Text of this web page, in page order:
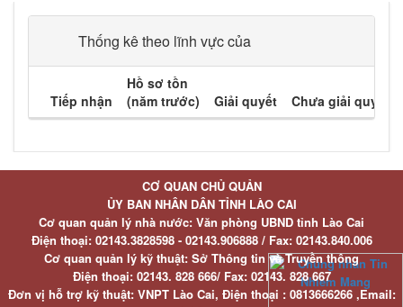
Thống kê theo lĩnh vực của
Tiếp nhận
Hồ sơ tồn
(năm trước)
Giải quyết Chưa giải quyết
CƠ QUAN CHỦ QUẢN
ỦY BAN NHÂN DÂN TỈNH LÀO CAI
Cơ quan quản lý nhà nước: Văn phòng UBND tỉnh Lào Cai
Điện thoại:02143.3828598 - 02143.906888 / Fax:02143.840.006
Cơ quan quản lý kỹ thuật: Sở Thông tin và Truyền thông
Điện thoại:02143. 828 666/ Fax:02143. 828 667
Đơn vị hỗ trợ kỹ thuật: VNPT Lào Cai, Điện thoại : 0813666266 ,Email: